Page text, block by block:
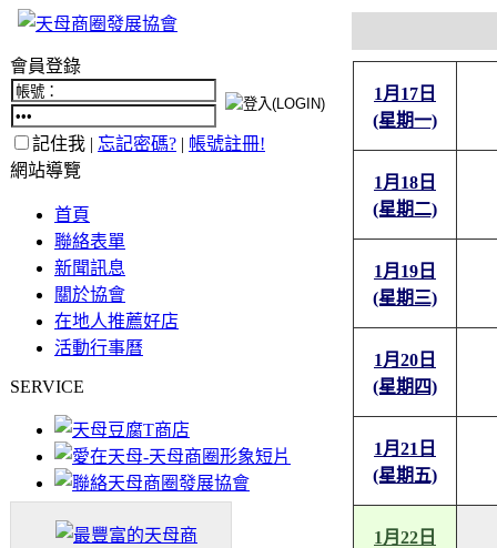
會員登錄
記住我 | 忘記密碼? | 帳號註冊!
網站導覽
首頁
聯絡表單
新聞訊息
關於協會
在地人推薦好店
活動行事曆
SERVICE
1月17日
(星期一)
1月18日
(星期二)
1月19日
(星期三)
1月20日
(星期四)
1月21日
(星期五)
1月22日